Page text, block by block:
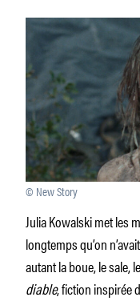
© New Story
Julia Kowalski met les
longtemps qu’on
autant la boue, le sale,
diable, fiction inspirée